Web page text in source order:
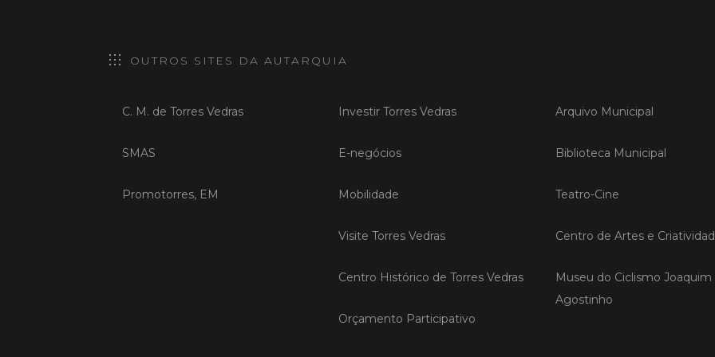
em
OUTROS SITES DA AUTARQUIA
C. M. de Torres Vedras
SMAS
Promotorres, EM
Investir Torres Vedras
E-negócios
Mobilidade
Visite Torres Vedras
Centro Histórico de Torres Vedras
Orçamento Participativo
Arquivo Municipal
Biblioteca Municipal
Teatro-Cine
Centro de Artes e
Museu do Ciclismo Joaquim
Agostinho